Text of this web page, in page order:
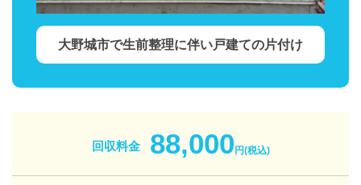
大野城市で生前整理に伴い戸建ての片付け
回収料金 88,000 円(税込)